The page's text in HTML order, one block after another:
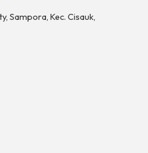
Sampora, Kec. Cisauk,